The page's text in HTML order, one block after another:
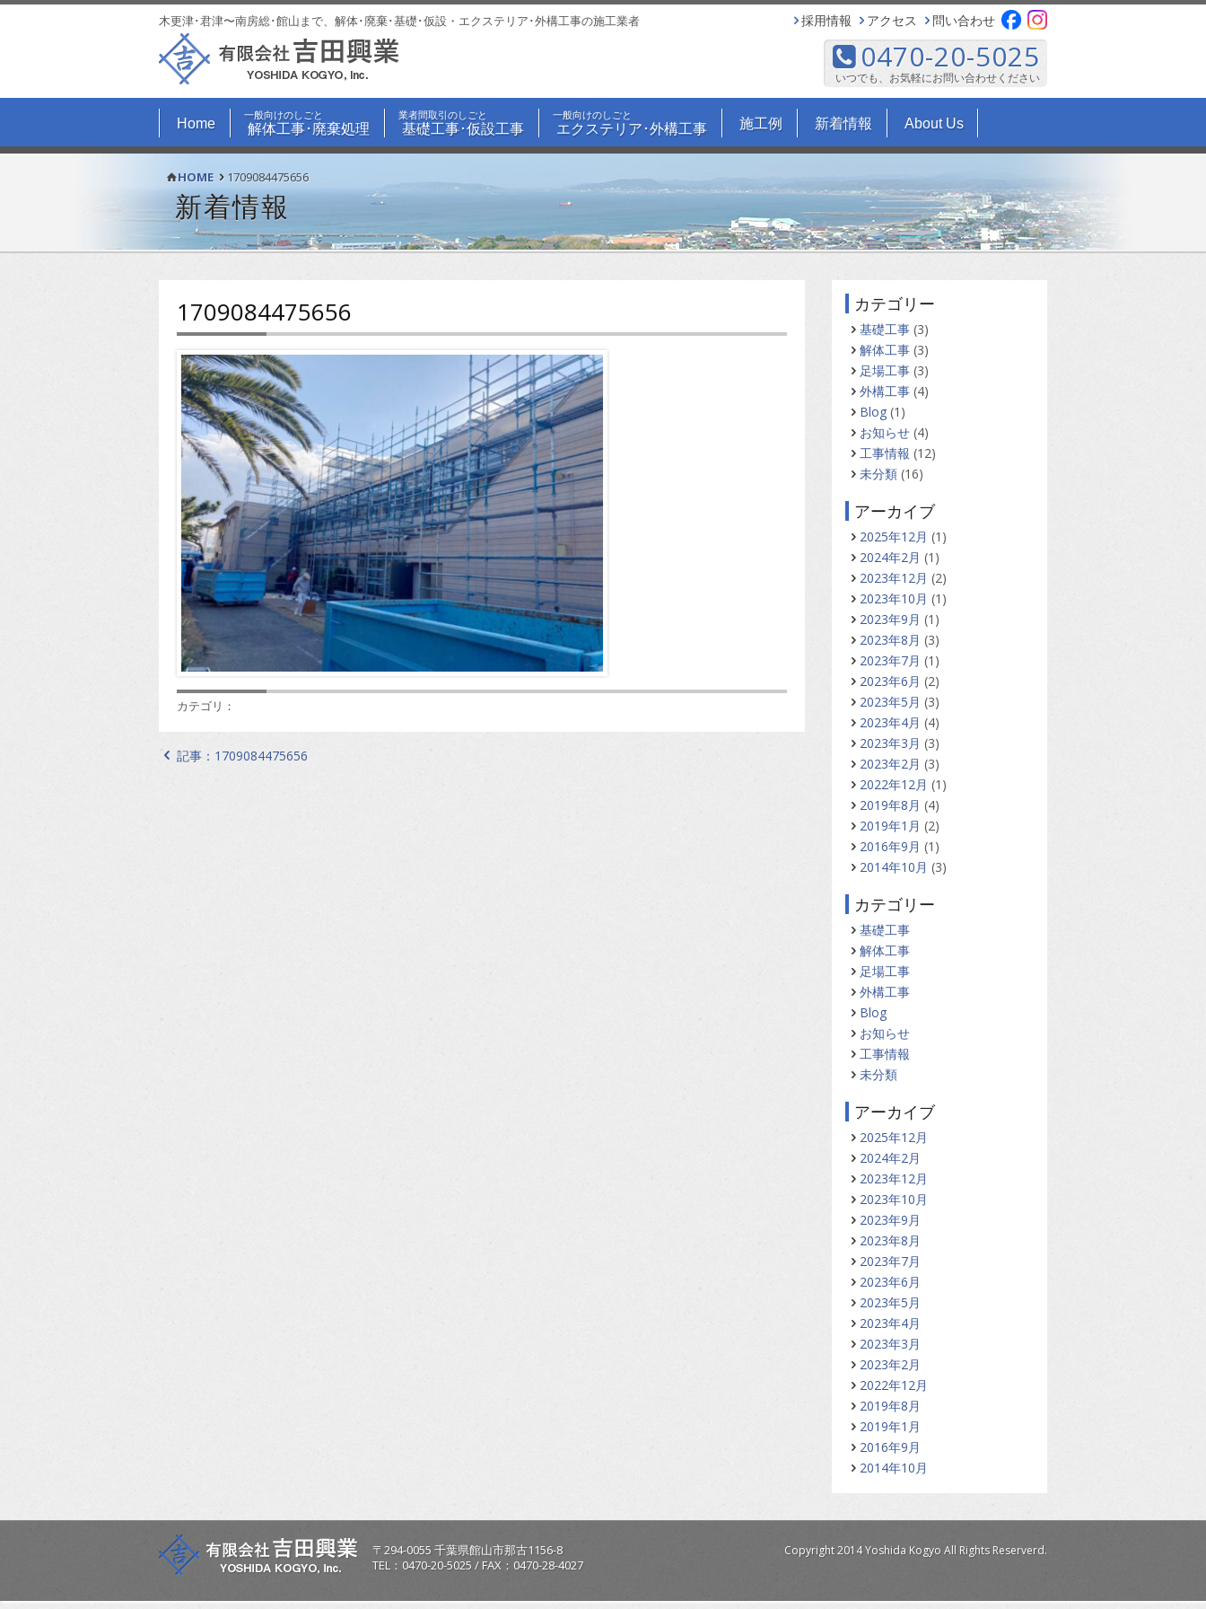
木更津･君津〜南房総･館山まで、解体･廃棄･基礎･仮設・エクステリア･外構工事の施工業者 採用情報 アクセス 問い合わせ
0470-20-5025
いつでも、お気軽にお問い合わせください
Home
一般向けのしごと
解体工事･廃棄処理
業者間取引のしごと
基礎工事･仮設工事
一般向けのしごと
エクステリア･外構工事 施工例 新着情報 About Us
HOME 1709084475656
新着情報
1709084475656
カテゴリ：
記事： 1709084475656
カテゴリー
基礎工事 (3)
解体工事 (3)
足場工事 (3)
外構工事 (4)
Blog (1)
お知らせ (4)
工事情報 (12)
未分類 (16)
アーカイブ
2025年12月 (1)
2024年2月 (1)
2023年12月 (2)
2023年10月 (1)
2023年9月 (1)
2023年8月 (3)
2023年7月 (1)
2023年6月 (2)
2023年5月 (3)
2023年4月 (4)
2023年3月 (3)
2023年2月 (3)
2022年12月 (1)
2019年8月 (4)
2019年1月 (2)
2016年9月 (1)
2014年10月 (3)
カテゴリー
基礎工事
解体工事
足場工事
外構工事
Blog
お知らせ
工事情報
未分類
アーカイブ
2025年12月
2024年2月
2023年12月
2023年10月
2023年9月
2023年8月
2023年7月
2023年6月
2023年5月
2023年4月
2023年3月
2023年2月
2022年12月
2019年8月
2019年1月
2016年9月
2014年10月
〒294-0055 千葉県館山市那古1156-8
TEL： 0470-20-5025 / FAX：0470-28-4027
Copyright 2014 Yoshida Kogyo All Rights Reserverd.